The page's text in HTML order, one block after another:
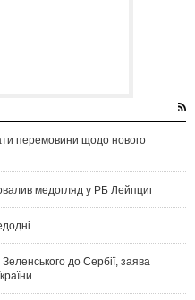
перемовини щодо нового
медогляд у РБ Лейпциг
до Сербії, заява